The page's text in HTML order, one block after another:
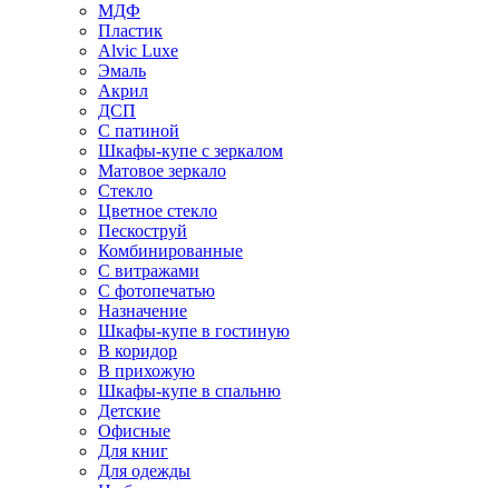
МДФ
Пластик
Alvic Luxe
Эмаль
Акрил
ДСП
С патиной
Шкафы-купе с зеркалом
Матовое зеркало
Стекло
Цветное стекло
Пескоструй
Комбинированные
С витражами
С фотопечатью
Назначение
Шкафы-купе в гостиную
В коридор
В прихожую
Шкафы-купе в спальню
Детские
Офисные
Для книг
Для одежды